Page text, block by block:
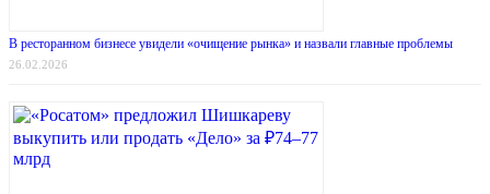
В ресторанном бизнесе увидели «очищение рынка» и назвали главные проблемы
26.02.2026